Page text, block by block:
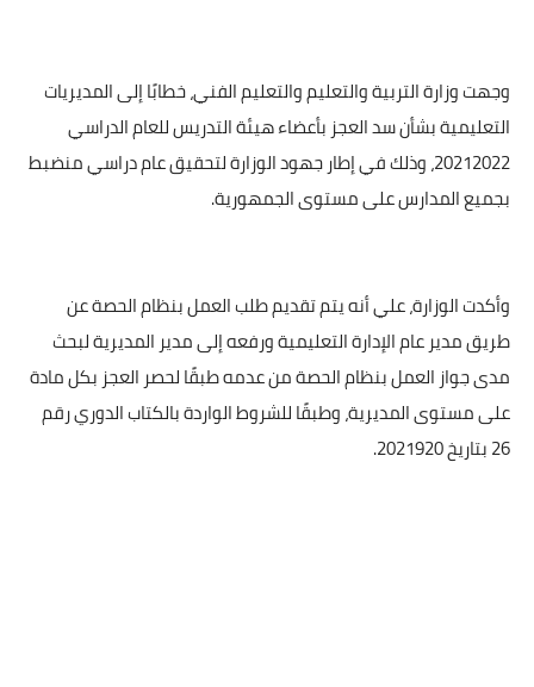
وجهت وزارة التربية والتعليم والتعليم الفني، خطابًا إلى المديريات
التعليمية بشأن سد العجز بأعضاء هيئة التدريس للعام الدراسي
20212022، وذلك في إطار جهود الوزارة لتحقيق عام دراسي منضبط
بجميع المدارس على مستوى الجمهورية.
وأكدت الوزارة، علي أنه يتم تقديم طلب العمل بنظام الحصة عن
طريق مدير عام الإدارة التعليمية ورفعه إلى مدير المديرية لبحث
مدى جواز العمل بنظام الحصة من عدمه طبقًا لحصر العجز بكل مادة
على مستوى المديرية، وطبقًا للشروط الواردة بالكتاب الدوري رقم
26 بتاريخ 2021920.